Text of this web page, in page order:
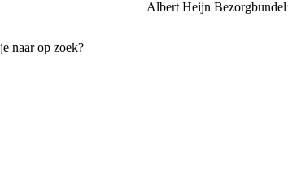
Albert Heijn Bezorgbundel